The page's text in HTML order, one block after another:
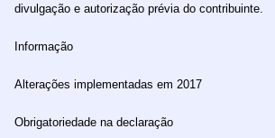
divulgação e autorização prévia do contribuinte.
Informação
Alterações implementadas em 2017
Obrigatoriedade na declaração